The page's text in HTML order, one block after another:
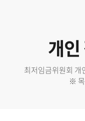
개
최저임금위원회 개
※ 목